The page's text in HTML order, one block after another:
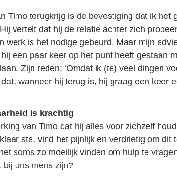
Timo terugkrijg is de bevestiging dat ik het
vertelt dat hij de relatie achter zich
werk is het nodige gebeurd. Maar mijn
een paar keer op het punt heeft gestaan
Zijn reden: ‘Omdat ik (te) veel dingen
wanneer hij terug is, hij graag een keer
is krachtig
van Timo dat hij alles voor zichzelf
sta, vind het pijnlijk en verdrietig om dit
soms zo moeilijk vinden om hulp te
bij ons mens zijn?